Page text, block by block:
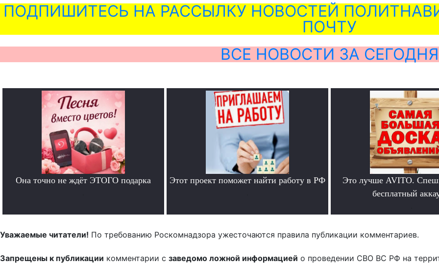
ПОДПИШИТЕСЬ НА РАССЫЛКУ НОВОСТЕЙ
ПОЧТУ
ВСЕ НОВОСТИ ЗА СЕГОДНЯ
Она точно не ждёт ЭТОГО подарка Этот проект поможет найти работу в РФ
Это лучше AVITO.
бесплатный
Уважаемые читатели! По требованию Роскомнадзора ужесточаются правила публикации комментариев.
Запрещены к публикации комментарии с заведомо ложной информацией о проведении СВО ВС РФ на